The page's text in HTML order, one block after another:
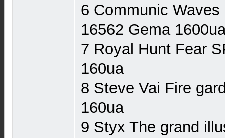
6 Communic
16562 Gema
7 Royal Hunt Fear
160ua
8 Steve Vai Fire
160ua
9 Styx The grand